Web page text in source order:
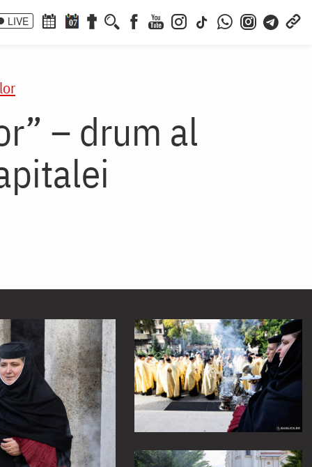
LIVE 07
– drum al